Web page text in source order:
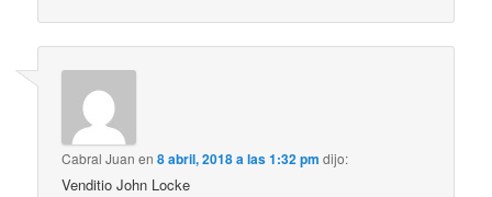
Cabral Juan en8 abril, 2018 a las 1:32 pm dijo:
Venditio John Locke